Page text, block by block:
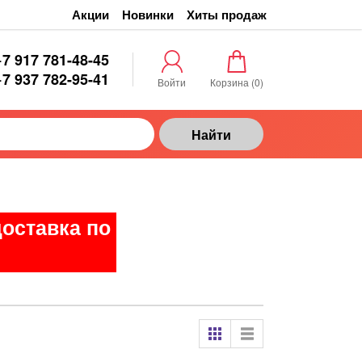
Акции Новинки Хиты продаж
917 781-48-45
937 782-95-41
Войти Корзина (0)
Найти
по